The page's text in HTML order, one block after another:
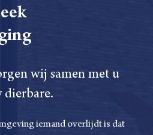
wij samen met u
dierbare.
iemand overlijdt is dat